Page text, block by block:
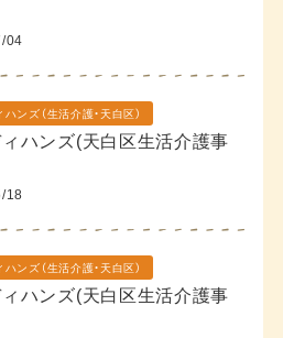
04
ンズ（生活介護・天白区）
ハンズ(天白区生活介護事
18
ンズ（生活介護・天白区）
ハンズ(天白区生活介護事